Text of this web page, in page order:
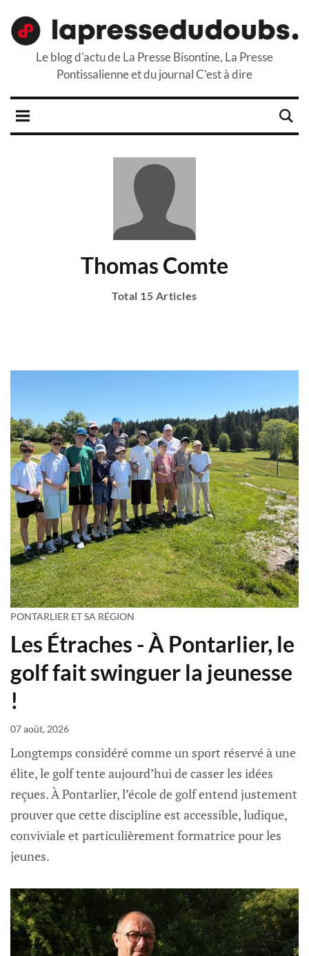
Le blog d'actu de La Presse Bisontine, La Presse
Pontissalienne et du journal C'est à dire
Thomas Comte
Total 15 Articles
PONTARLIER ET SA RÉGION
Les Étraches - À Pontarlier, le
golf fait swinguer la jeunesse
!
07 août, 2026
Longtemps considéré comme un sport réservé à une
élite, le golf tente aujourd’hui de casser les idées
reçues. À Pontarlier, l’école de golf entend justement
prouver que cette discipline est accessible, ludique,
conviviale et particulièrement formatrice pour les
jeunes.